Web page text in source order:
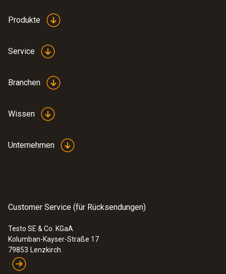
Produkte
Service
Branchen
Wissen
Unternehmen
Customer Service (für Rücksendungen)
Testo SE & Co. KGaA
Kolumban-Kayser-Straße 17
79853 Lenzkirch